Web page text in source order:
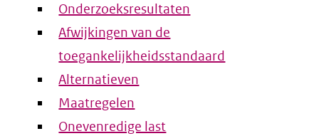
Onderzoeksresultaten
Afwijkingen van de
toegankelijkheidsstandaard
Alternatieven
Maatregelen
Onevenredige last